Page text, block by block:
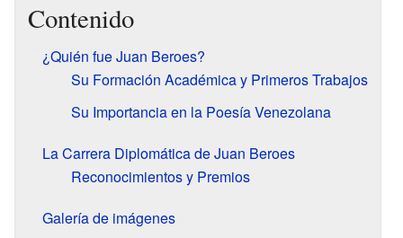
Contenido
¿Quién fue Juan Beroes?
Su Formación Académica y Primeros Trabajos
Su Importancia en la Poesía Venezolana
La Carrera Diplomática de Juan Beroes
Reconocimientos y Premios
Galería de imágenes